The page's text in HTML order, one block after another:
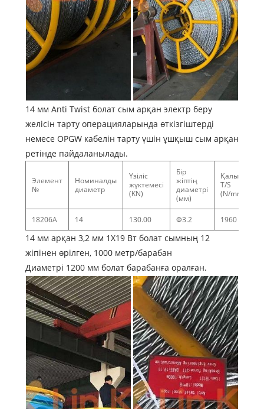
14 мм Anti Twist болат сым арқан электр беру
желісін тарту операцияларында өткізгіштерді
немесе OPGW кабелін тарту үшін ұшқыш сым арқан
ретінде пайдаланылады.
Элемент
№
Номиналды
диаметр
Үзіліс
жүктемесі
(KN)
Бір
жіптің
диаметрі
(мм)
Қалыпты
T/S
(N/mm²)
18206A 14 130.00 Φ3.2 1960
14 мм арқан 3,2 мм 1X19 Вт болат сымның 12
жіпінен өрілген, 1000 метр/барабан
Диаметрі 1200 мм болат барабанға оралған.